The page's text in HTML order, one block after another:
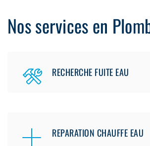
Nos services en
RECHERCHE FUITE EAU
REPARATION CHAUFFE EAU